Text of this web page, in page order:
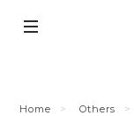
Home Others